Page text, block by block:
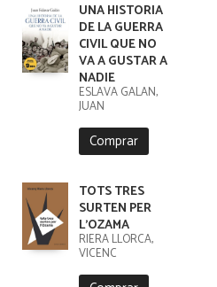
UNA HISTORIA
DE LA GUERRA
CIVIL QUE NO
VA A GUSTAR A
NADIE
ESLAVA GALAN,
JUAN
Comprar
TOTS TRES
SURTEN PER
L'OZAMA
RIERA LLORCA,
VICENC